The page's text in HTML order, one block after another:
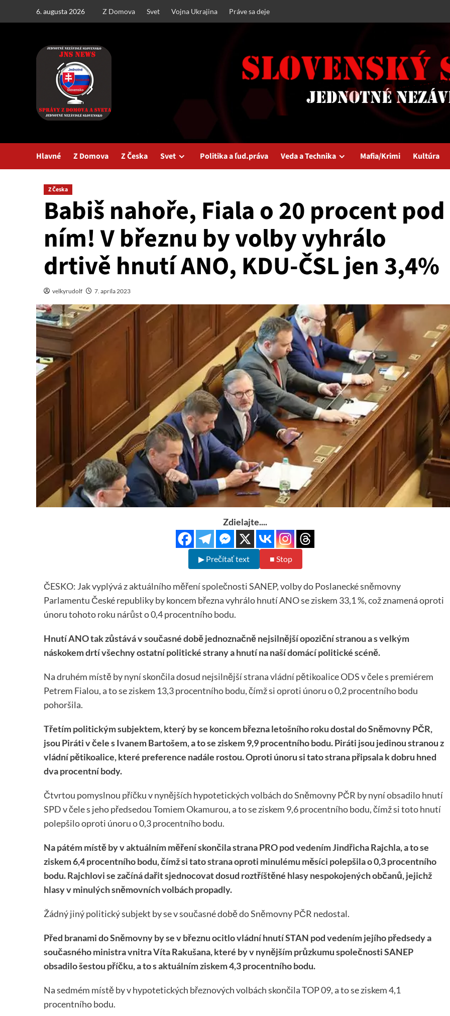
6. augusta 2026 Z Domova Svet Vojna Ukrajina Práve sa deje
Hlavné Z Domova Z Česka Svet Politika a ľud.práva Veda a Technika Mafia/Krimi Kultúra
Z Česka
Babiš nahoře, Fiala o 20 procent pod
ním! V březnu by volby vyhrálo
drtivě hnutí ANO, KDU-ČSL jen 3,4%
velkyrudolf 7. apríla 2023
Zdielajte....
▶ Prečítať text ■ Stop
ČESKO: Jak vyplývá z aktuálního měření společnosti SANEP, volby do Poslanecké sněmovny
Parlamentu České republiky by koncem března vyhrálo hnutí ANO se ziskem 33,1 %, což znamená oproti
únoru tohoto roku nárůst o 0,4 procentního bodu.
Hnutí ANO tak zůstává v současné době jednoznačně nejsilnější opoziční stranou a s velkým
náskokem drtí všechny ostatní politické strany a hnutí na naší domácí politické scéně.
Na druhém místě by nyní skončila dosud nejsilnější strana vládní pětikoalice ODS v čele s premiérem
Petrem Fialou, a to se ziskem 13,3 procentního bodu, čímž si oproti únoru o 0,2 procentního bodu
pohoršila.
Třetím politickým subjektem, který by se koncem března letošního roku dostal do Sněmovny PČR,
jsou Piráti v čele s Ivanem Bartošem, a to se ziskem 9,9 procentního bodu. Piráti jsou jedinou stranou z
vládní pětikoalice, které preference nadále rostou. Oproti únoru si tato strana připsala k dobru hned
dva procentní body.
Čtvrtou pomyslnou příčku v nynějších hypotetických volbách do Sněmovny PČR by nyní obsadilo hnutí
SPD v čele s jeho předsedou Tomiem Okamurou, a to se ziskem 9,6 procentního bodu, čímž si toto hnutí
polepšilo oproti únoru o 0,3 procentního bodu.
Na pátém místě by v aktuálním měření skončila strana PRO pod vedením Jindřicha Rajchla, a to se
ziskem 6,4 procentního bodu, čímž si tato strana oproti minulému měsíci polepšila o 0,3 procentního
bodu. Rajchlovi se začíná dařit sjednocovat dosud roztříštěné hlasy nespokojených občanů, jejichž
hlasy v minulých sněmovních volbách propadly.
Žádný jiný politický subjekt by se v současné době do Sněmovny PČR nedostal.
Před branami do Sněmovny by se v březnu ocitlo vládní hnutí STAN pod vedením jejího předsedy a
současného ministra vnitra Víta Rakušana, které by v nynějším průzkumu společnosti SANEP
obsadilo šestou příčku, a to s aktuálním ziskem 4,3 procentního bodu.
Na sedmém místě by v hypotetických březnových volbách skončila TOP 09, a to se ziskem 4,1
procentního bodu.